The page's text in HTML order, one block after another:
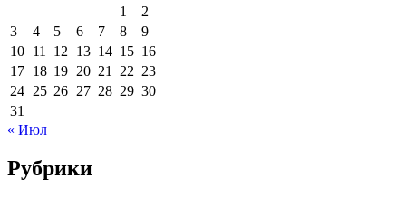
1
2
3
4 5 6 7 8
9
10 11 12 13 14 15 16
17 18 19 20 21 22 23
24 25 26 27 28 29 30
31
« Июл
Рубрики